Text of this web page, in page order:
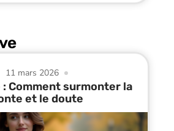
11 mars 2026
Comment surmonter la
et le doute